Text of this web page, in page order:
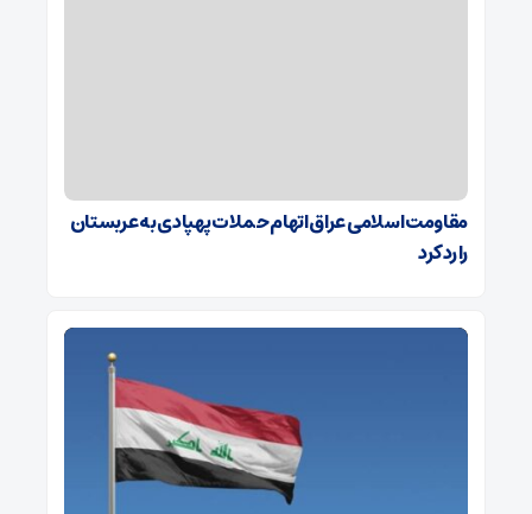
مقاومت اسلامی عراق اتهام حملات پهپادی به عربستان
را رد کرد